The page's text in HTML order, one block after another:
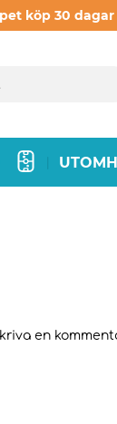
köp 30 dagar
en